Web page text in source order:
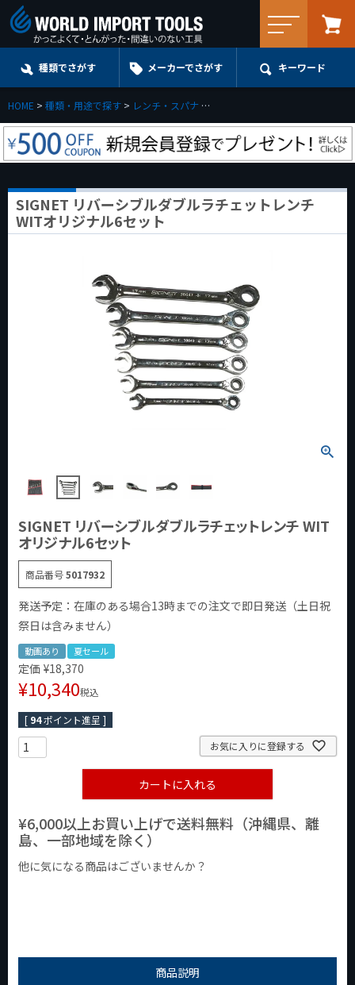
種類でさがす メーカーでさがす キーワード
HOME 種類・用途で探す レンチ・スパナ
SIGNET リバーシブルダブルラチェットレンチ
WITオリジナル6セット
SIGNET リバーシブルダブルラチェットレンチ WIT
オリジナル6セット
商品番号5017932
発送予定：在庫のある場合13時までの注文で即日発送（土日祝
祭日は含みません）
動画あり 夏セール
定価 ¥18,370
¥10,340税込
[ 94ポイント進呈 ]
お気に入りに登録する
カートに入れる
¥6,000以上お買い上げで送料無料（沖縄県、離
島、一部地域を除く）
他に気になる商品はございませんか？
商品説明